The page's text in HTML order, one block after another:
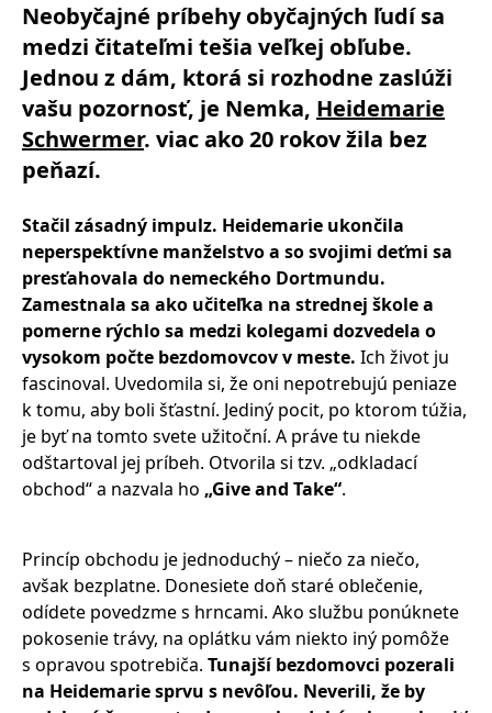
Neobyčajné príbehy obyčajných ľudí sa
medzi čitateľmi tešia veľkej obľube.
Jednou z dám, ktorá si rozhodne zaslúži
vašu pozornosť, je Nemka, Heidemarie
Schwermer. viac ako 20 rokov žila bez
peňazí.
Stačil zásadný impulz. Heidemarie ukončila
neperspektívne manželstvo a so svojimi deťmi sa
presťahovala do nemeckého Dortmundu.
Zamestnala sa ako učiteľka na strednej škole a
pomerne rýchlo sa medzi kolegami dozvedela o
vysokom počte bezdomovcov v meste. Ich život ju
fascinoval. Uvedomila si, že oni nepotrebujú peniaze
k tomu, aby boli šťastní. Jediný pocit, po ktorom túžia,
je byť na tomto svete užitoční. A práve tu niekde
odštartoval jej príbeh. Otvorila si tzv. „odkladací
obchod“ a nazvala ho „Give and Take“.
Princíp obchodu je jednoduchý – niečo za niečo,
avšak bezplatne. Donesiete doň staré oblečenie,
odídete povedzme s hrncami. Ako službu ponúknete
pokosenie trávy, na oplátku vám niekto iný pomôže
s opravou spotrebiča. Tunajší bezdomovci pozerali
na Heidemarie sprvu s nevôľou. Neverili, že by